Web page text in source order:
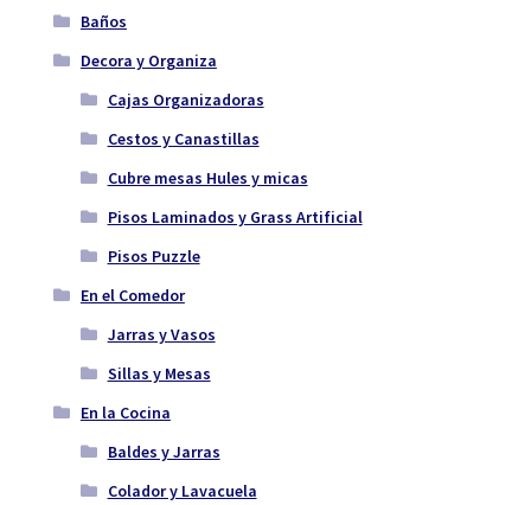
Baños
Decora y Organiza
Cajas Organizadoras
Cestos y Canastillas
Cubre mesas Hules y micas
Pisos Laminados y Grass Artificial
Pisos Puzzle
En el Comedor
Jarras y Vasos
Sillas y Mesas
En la Cocina
Baldes y Jarras
Colador y Lavacuela